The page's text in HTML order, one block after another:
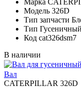
Модель 326D
Тип запчасти
Тип
Код cat326dsm7
В наличии
Вал
CATERPILLAR 326D